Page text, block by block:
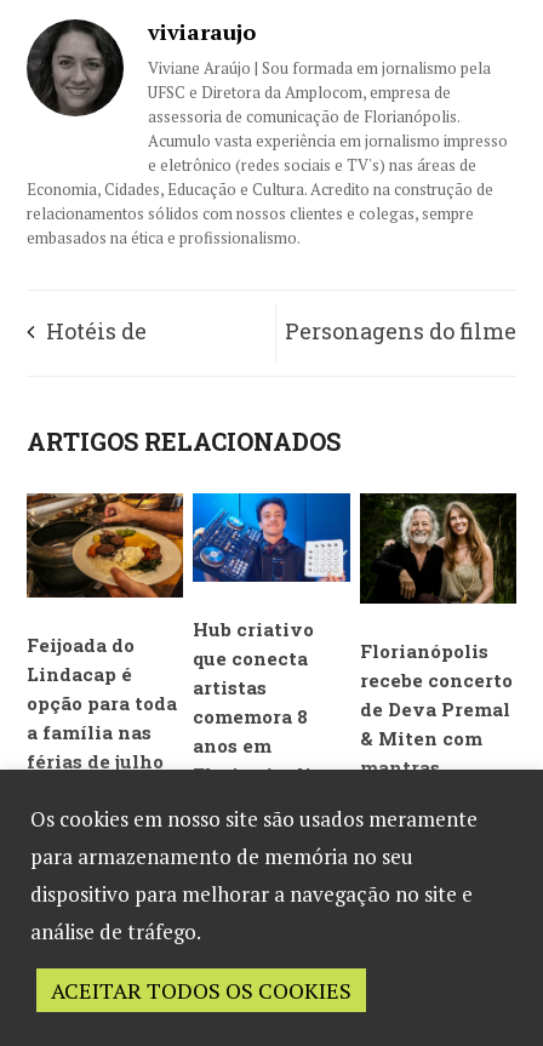
viviaraujo
Viviane Araújo | Sou formada em jornalismo pela
UFSC e Diretora da Amplocom, empresa de
assessoria de comunicação de Florianópolis.
Acumulo vasta experiência em jornalismo impresso
e eletrônico (redes sociais e TV's) nas áreas de
Economia, Cidades, Educação e Cultura. Acredito na construção de
relacionamentos sólidos com nossos clientes e colegas, sempre
embasados na ética e profissionalismo.
Hotéis de
apostam em lojas de
conveniência
inteligentes
Personagens do filme
Shopping neste
domingo
ARTIGOS RELACIONADOS
Feijoada do
Lindacap é
opção para toda
a família nas
férias de julho
Florianópolis
Hub criativo
que conecta
artistas
comemora 8
anos em
Florianópolis
Florianópolis
recebe concerto
de Deva Premal
& Miten com
mantras
Desenvolvido porB2 Marketing
Os cookies em nosso site são usados meramente
para armazenamento de memória no seu
dispositivo para melhorar a navegação no site e
análise de tráfego.
ACEITAR TODOS OS COOKIES